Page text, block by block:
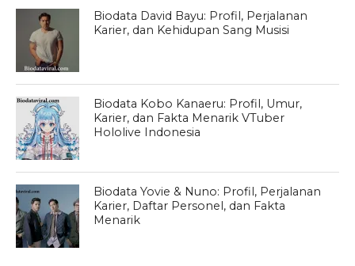
Biodata David Bayu: Profil, Perjalanan
Karier, dan Kehidupan Sang Musisi
Biodata Kobo Kanaeru: Profil, Umur,
Karier, dan Fakta Menarik VTuber
Hololive Indonesia
Biodata Yovie & Nuno: Profil, Perjalanan
Karier, Daftar Personel, dan Fakta
Menarik